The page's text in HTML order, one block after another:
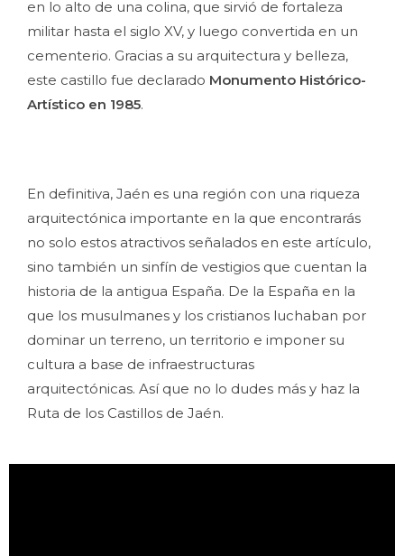
en lo alto de una colina, que sirvió de fortaleza
militar hasta el siglo XV, y luego convertida en un
cementerio. Gracias a su arquitectura y belleza,
este castillo fue declarado Monumento Histórico-
Artístico en 1985.
En definitiva, Jaén es una región con una riqueza
arquitectónica importante en la que encontrarás
no solo estos atractivos señalados en este artículo,
sino también un sinfín de vestigios que cuentan la
historia de la antigua España. De la España en la
que los musulmanes y los cristianos luchaban por
dominar un terreno, un territorio e imponer su
cultura a base de infraestructuras
arquitectónicas. Así que no lo dudes más y haz la
Ruta de los Castillos de Jaén.